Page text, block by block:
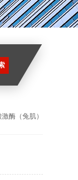
酶（兔肌）